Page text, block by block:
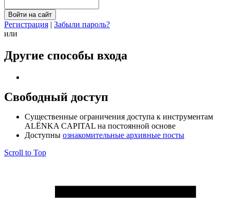
Регистрация | Забыли пароль?
или
Другие способы входа
Свободный доступ
Cущественные ограничения доступа к инструментам
ALЁNKA CAPITAL на постоянной основе
Доступны ознакомительные архивные посты
Scroll to Top